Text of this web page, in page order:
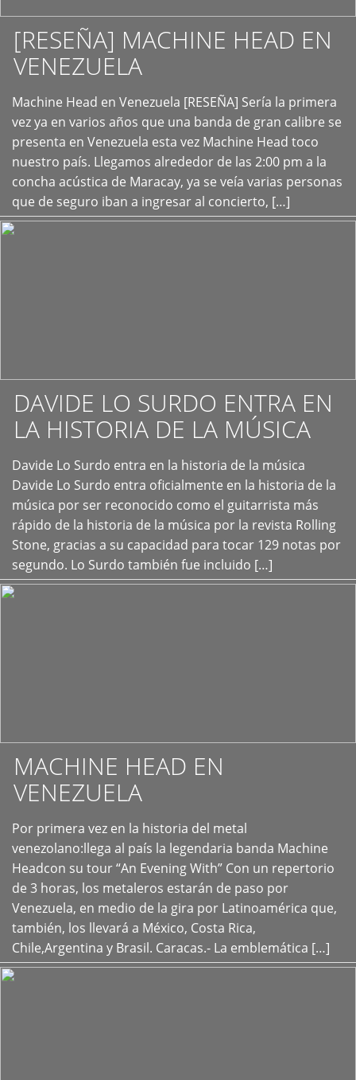
[RESEÑA] MACHINE HEAD EN
VENEZUELA
Machine Head en Venezuela [RESEÑA] Sería la primera
vez ya en varios años que una banda de gran calibre se
presenta en Venezuela esta vez Machine Head toco
nuestro país. Llegamos alrededor de las 2:00 pm a la
concha acústica de Maracay, ya se veía varias personas
que de seguro iban a ingresar al concierto, […]
+
DAVIDE LO SURDO ENTRA EN
LA HISTORIA DE LA MÚSICA
Davide Lo Surdo entra en la historia de la música
Davide Lo Surdo entra oficialmente en la historia de la
música por ser reconocido como el guitarrista más
rápido de la historia de la música por la revista Rolling
Stone, gracias a su capacidad para tocar 129 notas por
segundo. Lo Surdo también fue incluido […]
+
MACHINE HEAD EN
VENEZUELA
Por primera vez en la historia del metal
venezolano:llega al país la legendaria banda Machine
Headcon su tour “An Evening With” Con un repertorio
de 3 horas, los metaleros estarán de paso por
Venezuela, en medio de la gira por Latinoamérica que,
también, los llevará a México, Costa Rica,
Chile,Argentina y Brasil. Caracas.- La emblemática […]
+